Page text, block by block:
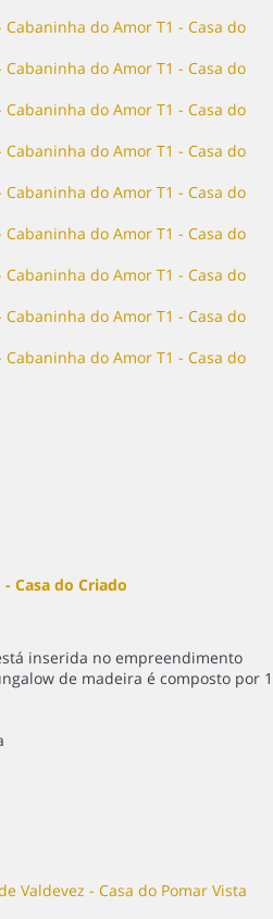
Casa do Criado
inserida no empreendimento
de madeira é composto por 1